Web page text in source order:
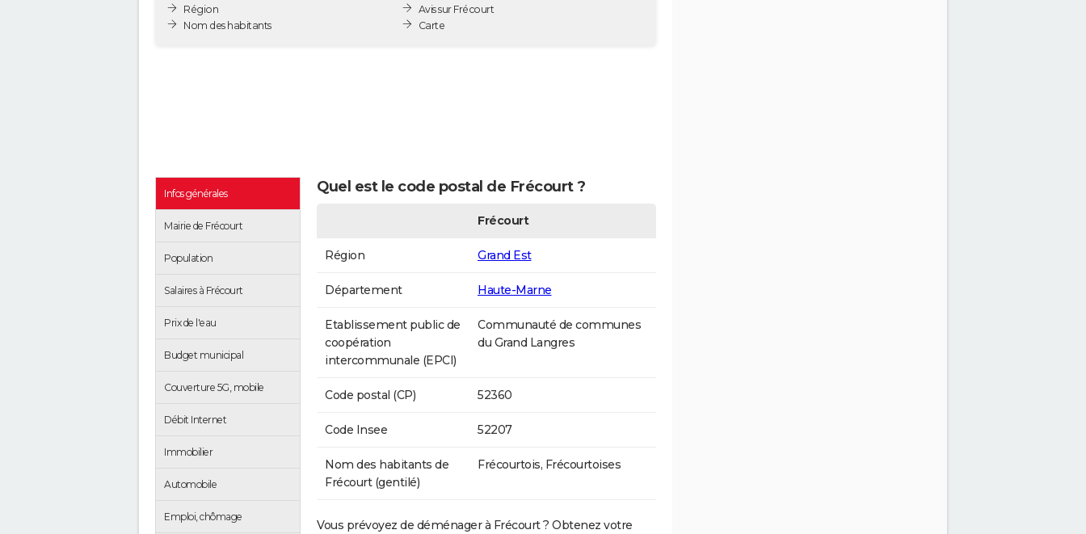
Région
Nom des habitants
Avis sur Frécourt
Carte
Infos générales
Mairie de Frécourt
Population
Salaires à Frécourt
Prix de l'eau
Budget municipal
Couverture 5G, mobile
Débit Internet
Immobilier
Automobile
Emploi, chômage
Quel est le code postal de Frécourt ?
Frécourt
Région Grand Est
Département Haute-Marne
Etablissement public de
coopération
intercommunale (EPCI)
Communauté de communes
du Grand Langres
Code postal (CP) 52360
Code Insee 52207
Nom des habitants de
Frécourt (gentilé)
Frécourtois, Frécourtoises
Vous prévoyez de déménager à Frécourt ? Obtenez votre